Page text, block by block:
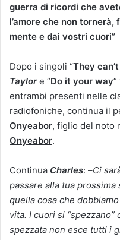
guerra di ricordi che
l’amore che non
mente e dai vostri cuori”
Dopo i singoli “They
Taylore “Do it your way”
entrambi presenti nelle
radiofoniche, continua il
Onyeabor, figlio del noto
Onyeabor.
Continua Charles: –Ci
passare alla tua prossima
quella cosa che
vita. I cuori si
spezzata non esce tutti i